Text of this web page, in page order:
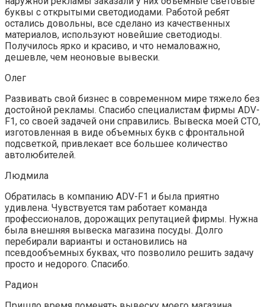
буквы с открытыми светодиодами. Работой ребят
остались довольны, все сделано из качественных
материалов, используют новейшие светодиоды.
Получилось ярко и красиво, и что немаловажно,
дешевле, чем неоновые вывески.
Олег
Развивать свой бизнес в современном мире тяжело без
достойной рекламы. Спасибо специалистам фирмы ADV-
F1, со своей задачей они справились. Вывеска моей СТО,
изготовленная в виде объемных букв с фронтальной
подсветкой, привлекает все большее количество
автолюбителей.
Людмила
Обратилась в компанию ADV-F1 и была приятно
удивлена. Чувствуется там работает команда
профессионалов, дорожащих репутацией фирмы. Нужна
была внешняя вывеска магазина посуды. Долго
перебирали варианты и остановились на
псевдообъемных буквах, что позволило решить задачу
просто и недорого. Спасибо.
Радион